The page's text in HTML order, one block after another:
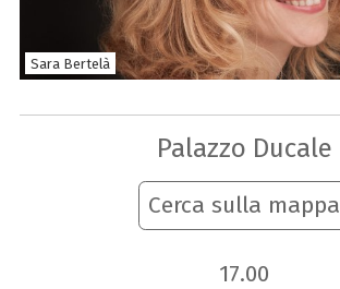
Sara Bertelà
Palazzo Ducale
Cerca sulla mappa
17.00